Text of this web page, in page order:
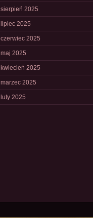
sierpień 2025
lipiec 2025
czerwiec 2025
maj 2025
kwiecień 2025
marzec 2025
luty 2025